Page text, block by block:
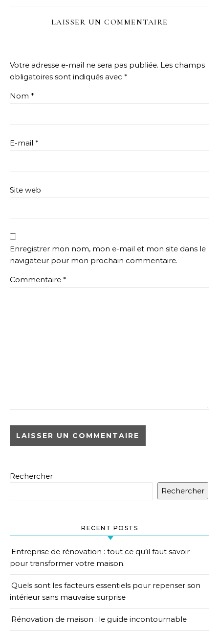
LAISSER UN COMMENTAIRE
Votre adresse e-mail ne sera pas publiée. Les champs
obligatoires sont indiqués avec *
Nom *
E-mail *
Site web
Enregistrer mon nom, mon e-mail et mon site dans le
navigateur pour mon prochain commentaire.
Commentaire *
Rechercher
Rechercher
RECENT POSTS
Entreprise de rénovation : tout ce qu’il faut savoir
pour transformer votre maison.
Quels sont les facteurs essentiels pour repenser son
intérieur sans mauvaise surprise
Rénovation de maison : le guide incontournable